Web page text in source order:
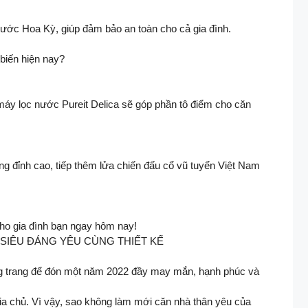
Hoa Kỳ, giúp đảm bảo an toàn cho cả gia đình.
hiện nay?
lọc nước Pureit Delica sẽ góp phần tô điểm cho căn
đỉnh cao, tiếp thêm lửa chiến đấu cổ vũ tuyển Việt Nam
gia đình bạn ngay hôm nay!​
ĐÁNG YÊU CÙNG THIẾT KẾ
để đón một năm 2022 đầy may mắn, hạnh phúc và
chủ. ​Vì vậy, sao không làm mới căn nhà thân yêu của